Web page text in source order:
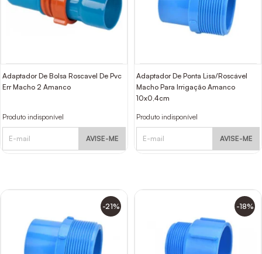
Adaptador De Bolsa Roscavel De Pvc
Err Macho 2 Amanco
Produto indisponível
AVISE-ME
Adaptador De Ponta Lisa/Roscável
Macho Para Irrigação Amanco
10x0,4cm
Produto indisponível
AVISE-ME
-21% -18%